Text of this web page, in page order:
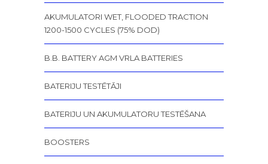
AKUMULATORI WET, FLOODED TRACTION
1200-1500 CYCLES (75% DOD)
B.B. BATTERY AGM VRLA BATTERIES
BATERIJU TESTĒTĀJI
BATERIJU UN AKUMULATORU TESTĒŠANA
BOOSTERS